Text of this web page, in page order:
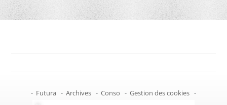
- Futura - Archives - Conso - Gestion des cookies -